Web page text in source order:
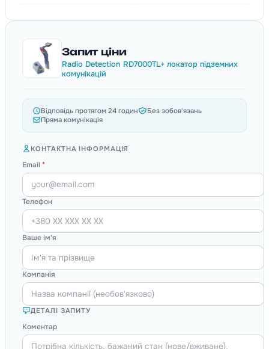
Запит ціни
Radio Detection RD7000TL+ локатор підземних
комунікацій
Відповідь протягом 24 годин
Без зобов'язань
Пряма комунікація
КОНТАКТНА ІНФОРМАЦІЯ
Email *
Телефон
Ваше ім'я
Компанія
ДЕТАЛІ ЗАПИТУ
Коментар